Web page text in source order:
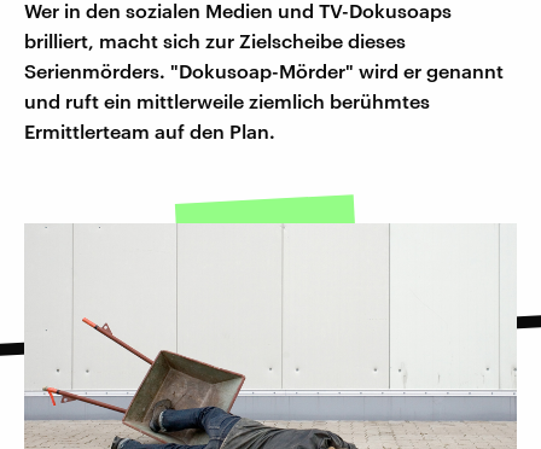
Wer in den sozialen Medien und TV-Dokusoaps
brilliert, macht sich zur Zielscheibe dieses
Serienmörders. "Dokusoap-Mörder" wird er genannt
und ruft ein mittlerweile ziemlich berühmtes
Ermittlerteam auf den Plan.